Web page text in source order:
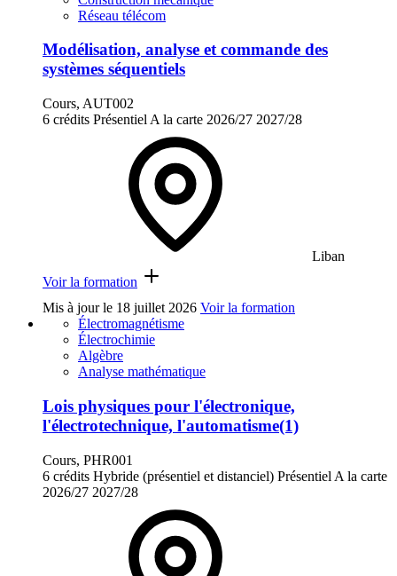
Réseau télécom
Modélisation, analyse et commande des
systèmes séquentiels
Cours, AUT002
6 crédits Présentiel A la carte 2026/27 2027/28
Liban
Voir la formation
Mis à jour le 18 juillet 2026 Voir la formation
Électromagnétisme
Électrochimie
Algèbre
Analyse mathématique
Lois physiques pour l'électronique,
l'électrotechnique, l'automatisme(1)
Cours, PHR001
6 crédits Hybride (présentiel et distanciel) Présentiel A la carte
2026/27 2027/28